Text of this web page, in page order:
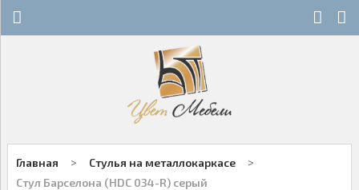
КОНТАКТЫ
ДЕРЕВЯННЫЕ СТОЛЫ
ОБЕДЕННЫЕ ГРУППЫ
СТУЛЬЯ НА МЕТАЛЛОКАРКАСЕ
Главная > Стулья на металлокаркасе >
Стул Барселона (HDC 034-R) серый